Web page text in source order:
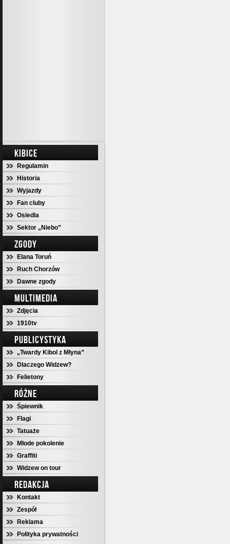
KIBICE
Regulamin
Historia
Wyjazdy
Fan cluby
Osiedla
Sektor „Niebo”
ZGODY
Elana Toruń
Ruch Chorzów
Dawne zgody
MULTIMEDIA
Zdjęcia
1910tv
PUBLICYSTYKA
„Twardy Kibol z Młyna”
Dlaczego Widzew?
Felietony
RÓŻNE
Śpiewnik
Flagi
Tatuaże
Młode pokolenie
Graffiti
Widzew on tour
REDAKCJA
Kontakt
Zespół
Reklama
Polityka prywatności